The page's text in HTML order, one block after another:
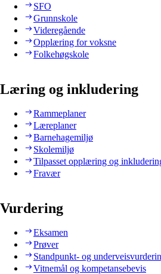
SFO
Grunnskole
Videregående
Opplæring for voksne
Folkehøgskole
Læring og inkludering
Rammeplaner
Læreplaner
Barnehagemiljø
Skolemiljø
Tilpasset opplæring og
Fravær
Vurdering
Eksamen
Prøver
Standpunkt- og
Vitnemål og kompetansebevis